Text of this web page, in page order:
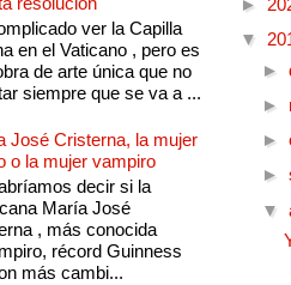
ver la Capilla
en el Vaticano , pero es
de arte única que no
siempre que se va a ...
José Cristerna, la mujer
o la mujer vampiro
decir si la
María José
, más conocida
récord Guinness
más cambi...
►
▼
►
►
►
►
▼